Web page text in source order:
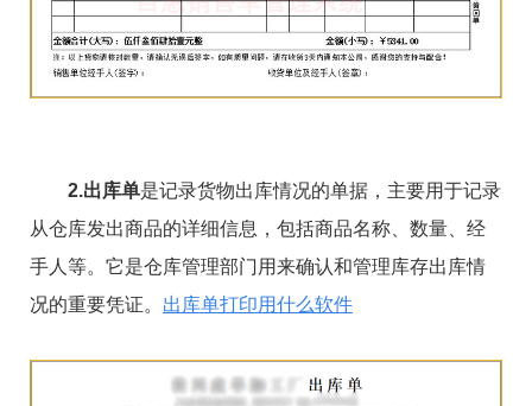
2.出库单是记录货物出库情况的单据，主要用于记录
从仓库发出商品的详细信息，包括商品名称、数量、经
手人等。它是仓库管理部门用来确认和管理库存出库情
况的重要凭证。 出库单打印用什么软件